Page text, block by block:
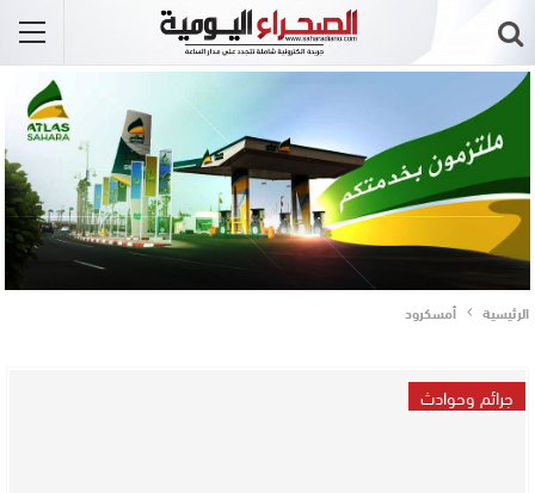
الرئيسية أمسكرود
جرائم وحوادث